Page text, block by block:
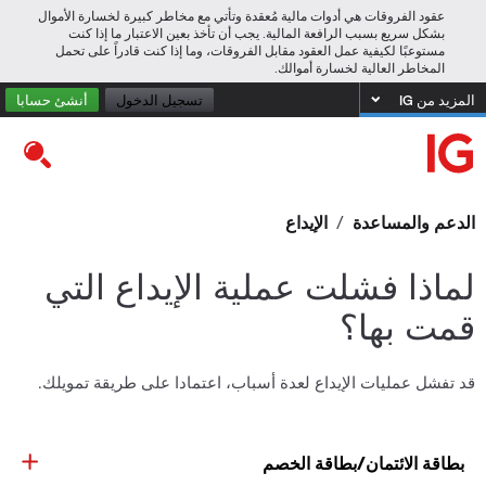
عقود الفروقات هي أدوات مالية مُعقدة وتأتي مع مخاطر كبيرة لخسارة الأموال
بشكل سريع بسبب الرافعة المالية. يجب أن تأخذ بعين الاعتبار ما إذا كنت
مستوعبًا لكيفية عمل العقود مقابل الفروقات، وما إذا كنت قادراً على تحمل
المخاطر العالية لخسارة أموالك.
المزيد من IG تسجيل الدخول أنشئ حسابا
الدعم والمساعدة / الإيداع
لماذا فشلت عملية الإيداع التي
قمت بها؟
قد تفشل عمليات الإيداع لعدة أسباب، اعتمادا على طريقة تمويلك.